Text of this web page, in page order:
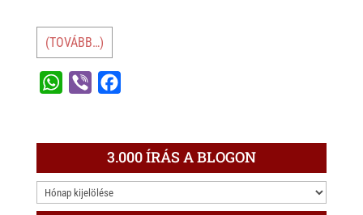
(TOVÁBB…)
s
A
r
e
b
3.000 ÍRÁS A BLOGON
3.000